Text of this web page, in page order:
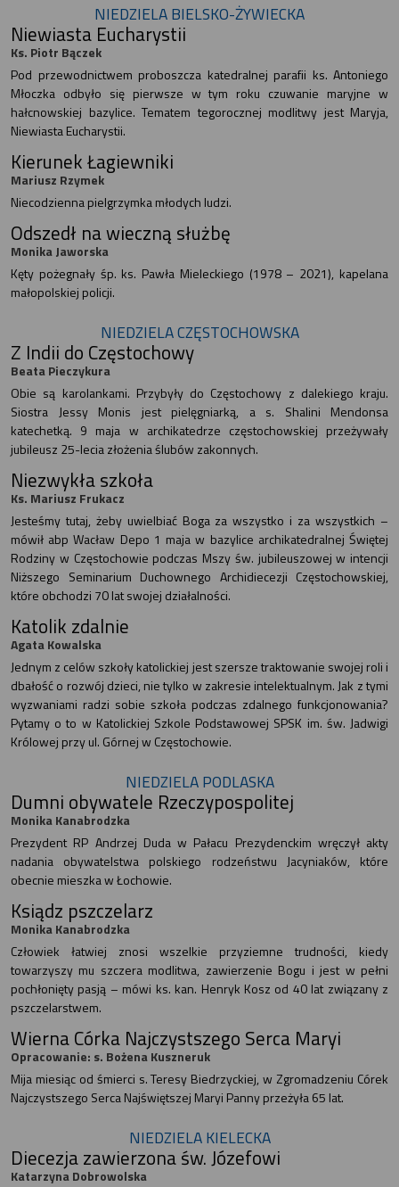
NIEDZIELA BIELSKO-ŻYWIECKA
Niewiasta Eucharystii
Ks. Piotr Bączek
Pod przewodnictwem proboszcza katedralnej parafii ks. Antoniego
Młoczka odbyło się pierwsze w tym roku czuwanie maryjne w
hałcnowskiej bazylice. Tematem tegorocznej modlitwy jest Maryja,
Niewiasta Eucharystii.
Kierunek Łagiewniki
Mariusz Rzymek
Niecodzienna pielgrzymka młodych ludzi.
Odszedł na wieczną służbę
Monika Jaworska
Kęty pożegnały śp. ks. Pawła Mieleckiego (1978 – 2021), kapelana
małopolskiej policji.
NIEDZIELA CZĘSTOCHOWSKA
Z Indii do Częstochowy
Beata Pieczykura
Obie są karolankami. Przybyły do Częstochowy z dalekiego kraju.
Siostra Jessy Monis jest pielęgniarką, a s. Shalini Mendonsa
katechetką. 9 maja w archikatedrze częstochowskiej przeżywały
jubileusz 25-lecia złożenia ślubów zakonnych.
Niezwykła szkoła
Ks. Mariusz Frukacz
Jesteśmy tutaj, żeby uwielbiać Boga za wszystko i za wszystkich –
mówił abp Wacław Depo 1 maja w bazylice archikatedralnej Świętej
Rodziny w Częstochowie podczas Mszy św. jubileuszowej w intencji
Niższego Seminarium Duchownego Archidiecezji Częstochowskiej,
które obchodzi 70 lat swojej działalności.
Katolik zdalnie
Agata Kowalska
Jednym z celów szkoły katolickiej jest szersze traktowanie swojej roli i
dbałość o rozwój dzieci, nie tylko w zakresie intelektualnym. Jak z tymi
wyzwaniami radzi sobie szkoła podczas zdalnego funkcjonowania?
Pytamy o to w Katolickiej Szkole Podstawowej SPSK im. św. Jadwigi
Królowej przy ul. Górnej w Częstochowie.
NIEDZIELA PODLASKA
Dumni obywatele Rzeczypospolitej
Monika Kanabrodzka
Prezydent RP Andrzej Duda w Pałacu Prezydenckim wręczył akty
nadania obywatelstwa polskiego rodzeństwu Jacyniaków, które
obecnie mieszka w Łochowie.
Ksiądz pszczelarz
Monika Kanabrodzka
Człowiek łatwiej znosi wszelkie przyziemne trudności, kiedy
towarzyszy mu szczera modlitwa, zawierzenie Bogu i jest w pełni
pochłonięty pasją – mówi ks. kan. Henryk Kosz od 40 lat związany z
pszczelarstwem.
Wierna Córka Najczystszego Serca Maryi
Opracowanie: s. Bożena Kuszneruk
Mija miesiąc od śmierci s. Teresy Biedrzyckiej, w Zgromadzeniu Córek
Najczystszego Serca Najświętszej Maryi Panny przeżyła 65 lat.
NIEDZIELA KIELECKA
Diecezja zawierzona św. Józefowi
Katarzyna Dobrowolska